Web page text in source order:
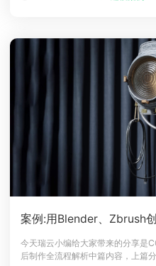
案例:用Blender、Zbrush
今天瑞云小编给大家带来的分享是
后制作全流程解析中篇内容，上篇